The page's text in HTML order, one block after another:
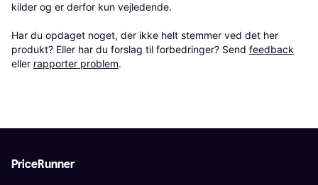
kilder og er derfor kun vejledende.
Har du opdaget noget, der ikke helt stemmer ved det her
produkt? Eller har du forslag til forbedringer? Send feedback
eller rapporter problem.
PriceRunner